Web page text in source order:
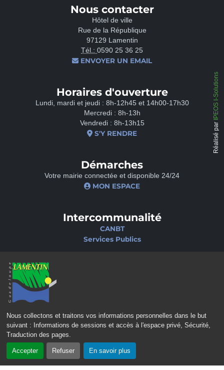
Nous collectons et traitons vos informations personnelles dans le but
suivant :
Informations de sessions et accès à l'espace privé, Sécurité,
Traduction des pages
Accepter Refuser En savoir plus
Nous contacter
Hôtel de ville
Rue de la République
97129 Lamentin
Tél.: 0590 25 36 25
ENVOYER UN EMAIL
Horaires d'ouverture
Lundi, mardi et jeudi : 8h-12h45 et 14h00-17h30
Mercredi : 8h-13h
Vendredi : 8h-13h15
S'Y RENDRE
Démarches
Votre mairie connectée et disponible 24/24
MON ESPACE
Intercommunalité
CANBT
Services Publics
Ciné-Théâtre
CONTACT
MENTIONS LÉGALES
Réalisé par
IPEOS I-Solutions